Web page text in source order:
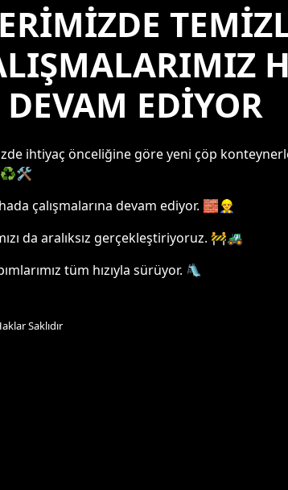
EDİYOR
ihtiyaç önceliğine göre yeni çöp
♻️🛠️
çalışmalarına devam ediyor. 🧱👷‍♂️
da aralıksız gerçekleştiriyoruz. 🚧🚜
tüm hızıyla sürüyor. 🛝
Saklıdır